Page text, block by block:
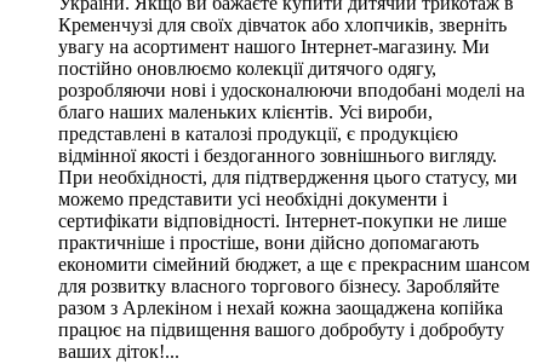
Кременчузі для своїх дівчаток або хлопчиків, зверніть
увагу на асортимент нашого Інтернет-магазину. Ми
постійно оновлюємо колекції дитячого одягу,
розробляючи нові і удосконалюючи вподобані моделі на
благо наших маленьких клієнтів. Усі вироби,
представлені в каталозі продукції, є продукцією
відмінної якості і бездоганного зовнішнього вигляду.
При необхідності, для підтвердження цього статусу, ми
можемо представити усі необхідні документи і
сертифікати відповідності. Інтернет-покупки не лише
практичніше і простіше, вони дійсно допомагають
економити сімейний бюджет, а ще є прекрасним шансом
для розвитку власного торгового бізнесу. Заробляйте
разом з Арлекіном і нехай кожна заощаджена копійка
працює на підвищення вашого добробуту і добробуту
ваших діток!...